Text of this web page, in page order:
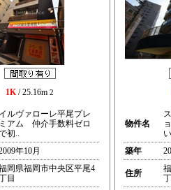
1K/ 25.16m 2
イルヴァローレ平尾プレ
ミアム 仲介手数料ゼロ
初..
年10月
岡県福岡市中央区平尾4
目
物件名
築年
住所